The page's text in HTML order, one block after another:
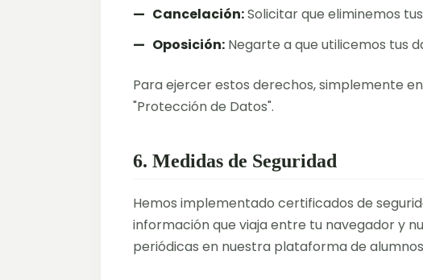
Cancelación:Solicitar que eliminemos
Oposición: Negarte a que utilicemos tus
Para ejercer estos derechos, simplemente
"Protección de Datos".
6. Medidas de Seguridad
Hemos implementado certificados de
información que viaja entre tu navegador y
periódicas en nuestra plataforma de